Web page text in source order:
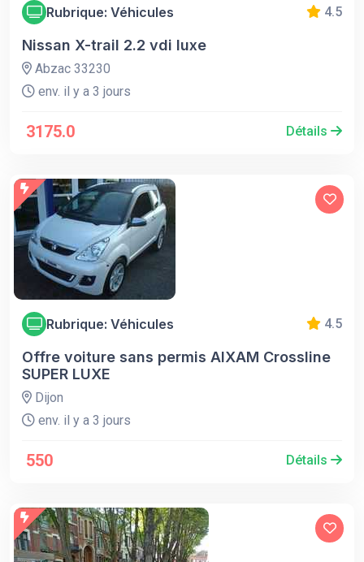
Rubrique: Véhicules 4.5
Nissan X-trail 2.2 vdi luxe
Abzac 33230
env. il y a 3 jours
3175.0 Détails
Rubrique: Véhicules 4.5
Offre voiture sans permis AIXAM Crossline
SUPER LUXE
Dijon
env. il y a 3 jours
550 Détails